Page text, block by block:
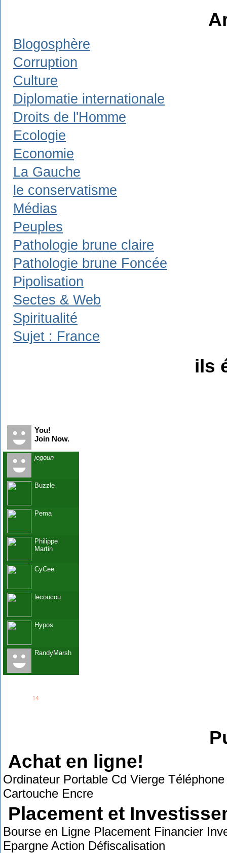
Blogosphère
Corruption
Culture
Diplomatie internationale
Droits de l'Homme
Ecologie
Economie
La Gauche
le conservatisme
Médias
Peuples
Pathologie brune claire
Pathologie brune Foncée
Pipolisation
Sectes & Web
Spiritualité
Sujet : France
ils
You!
Join Now.
jegoun
Buzzle
Pema
Philippe
Martin
CyCee
lecoucou
Hypos
RandyMarsh
14members...
Achat en ligne!
Ordinateur Portable Cd Vierge
Cartouche Encre
Placement et
Bourse en Ligne Placement Financier
Epargne Action Défiscalisation